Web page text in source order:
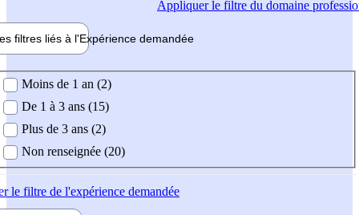
Appliquerle filtre du domaine
filtres liés à l'Expérience demandée
demandée
Moins de 1 an (2)
De 1 à 3 ans (15)
Plus de 3 ans (2)
Non renseignée (20)
le filtre de l'expérience demandée